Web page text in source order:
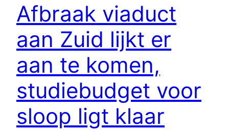
Afbraak viaduct
aan Zuid lijkt er
aan te komen,
studiebudget voor
sloop ligt klaar